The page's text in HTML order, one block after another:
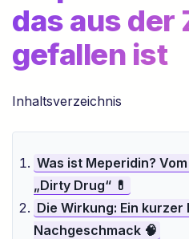
das aus der
gefallen ist
Inhaltsverzeichnis
Was ist Meperidin?
„Dirty Drug“ 💊
Die Wirkung: Ein
Nachgeschmack 🧠